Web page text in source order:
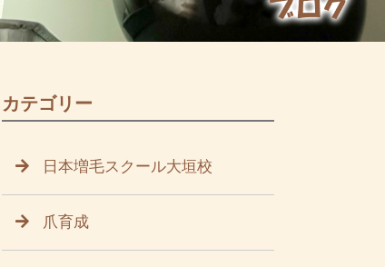
カテゴリー
日本増毛スクール大垣校
爪育成